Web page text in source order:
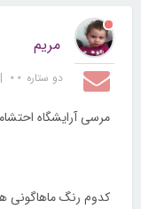
مریم
دو ستاره ⋆⋆ |
مرسی آرایشگاه
کدوم رنگ ماهاگونی